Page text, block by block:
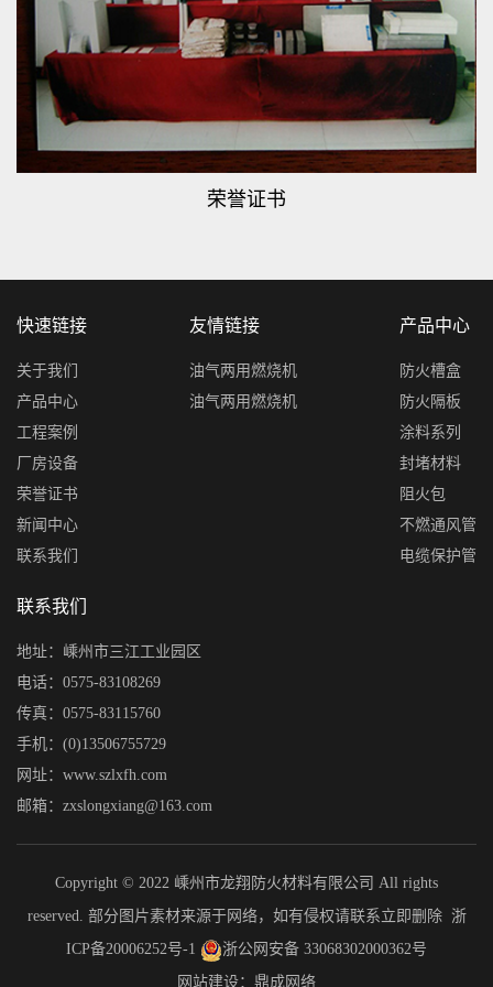
荣誉证书
快速链接
关于我们
产品中心
工程案例
厂房设备
荣誉证书
新闻中心
联系我们
友情链接
油气两用燃烧机
油气两用燃烧机
产品中心
防火槽盒
防火隔板
涂料系列
封堵材料
阻火包
不燃通风管
电缆保护管
联系我们
地址：嵊州市三江工业园区
电话：0575-83108269
传真：0575-83115760
手机：(0)13506755729
网址：www.szlxfh.com
邮箱：zxslongxiang@163.com
Copyright © 2022 嵊州市龙翔防火材料有限公司 All rights
reserved. 部分图片素材来源于网络，如有侵权请联系立即删除 浙
ICP备20006252号-1
浙公网安备 33068302000362号
网站建设：鼎成网络